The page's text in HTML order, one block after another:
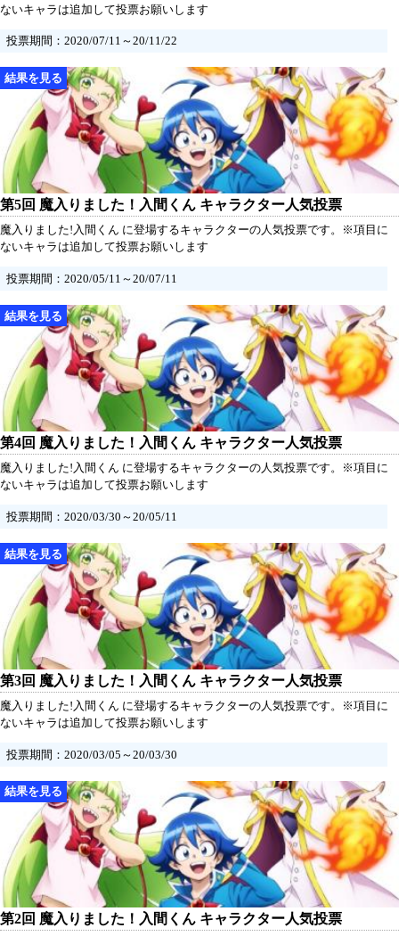
ないキャラは追加して投票お願いします
投票期間：2020/07/11～20/11/22
第5回 魔入りました！入間くん キャラクター人気投票
魔入りました!入間くん に登場するキャラクターの人気投票です。※項目に
ないキャラは追加して投票お願いします
投票期間：2020/05/11～20/07/11
第4回 魔入りました！入間くん キャラクター人気投票
魔入りました!入間くん に登場するキャラクターの人気投票です。※項目に
ないキャラは追加して投票お願いします
投票期間：2020/03/30～20/05/11
第3回 魔入りました！入間くん キャラクター人気投票
魔入りました!入間くん に登場するキャラクターの人気投票です。※項目に
ないキャラは追加して投票お願いします
投票期間：2020/03/05～20/03/30
第2回 魔入りました！入間くん キャラクター人気投票